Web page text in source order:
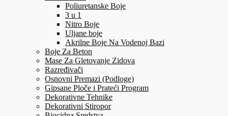
Poliuretanske Boje
3 u 1
Nitro Boje
Uljane boje
Akrilne Boje Na Vodenoj Bazi
Boje Za Beton
Mase Za Gletovanje Zidova
Razređivači
Osnovni Premazi (Podloge)
Gipsane Ploče i Prateći Program
Dekorativne Tehnike
Dekorativni Stiropor